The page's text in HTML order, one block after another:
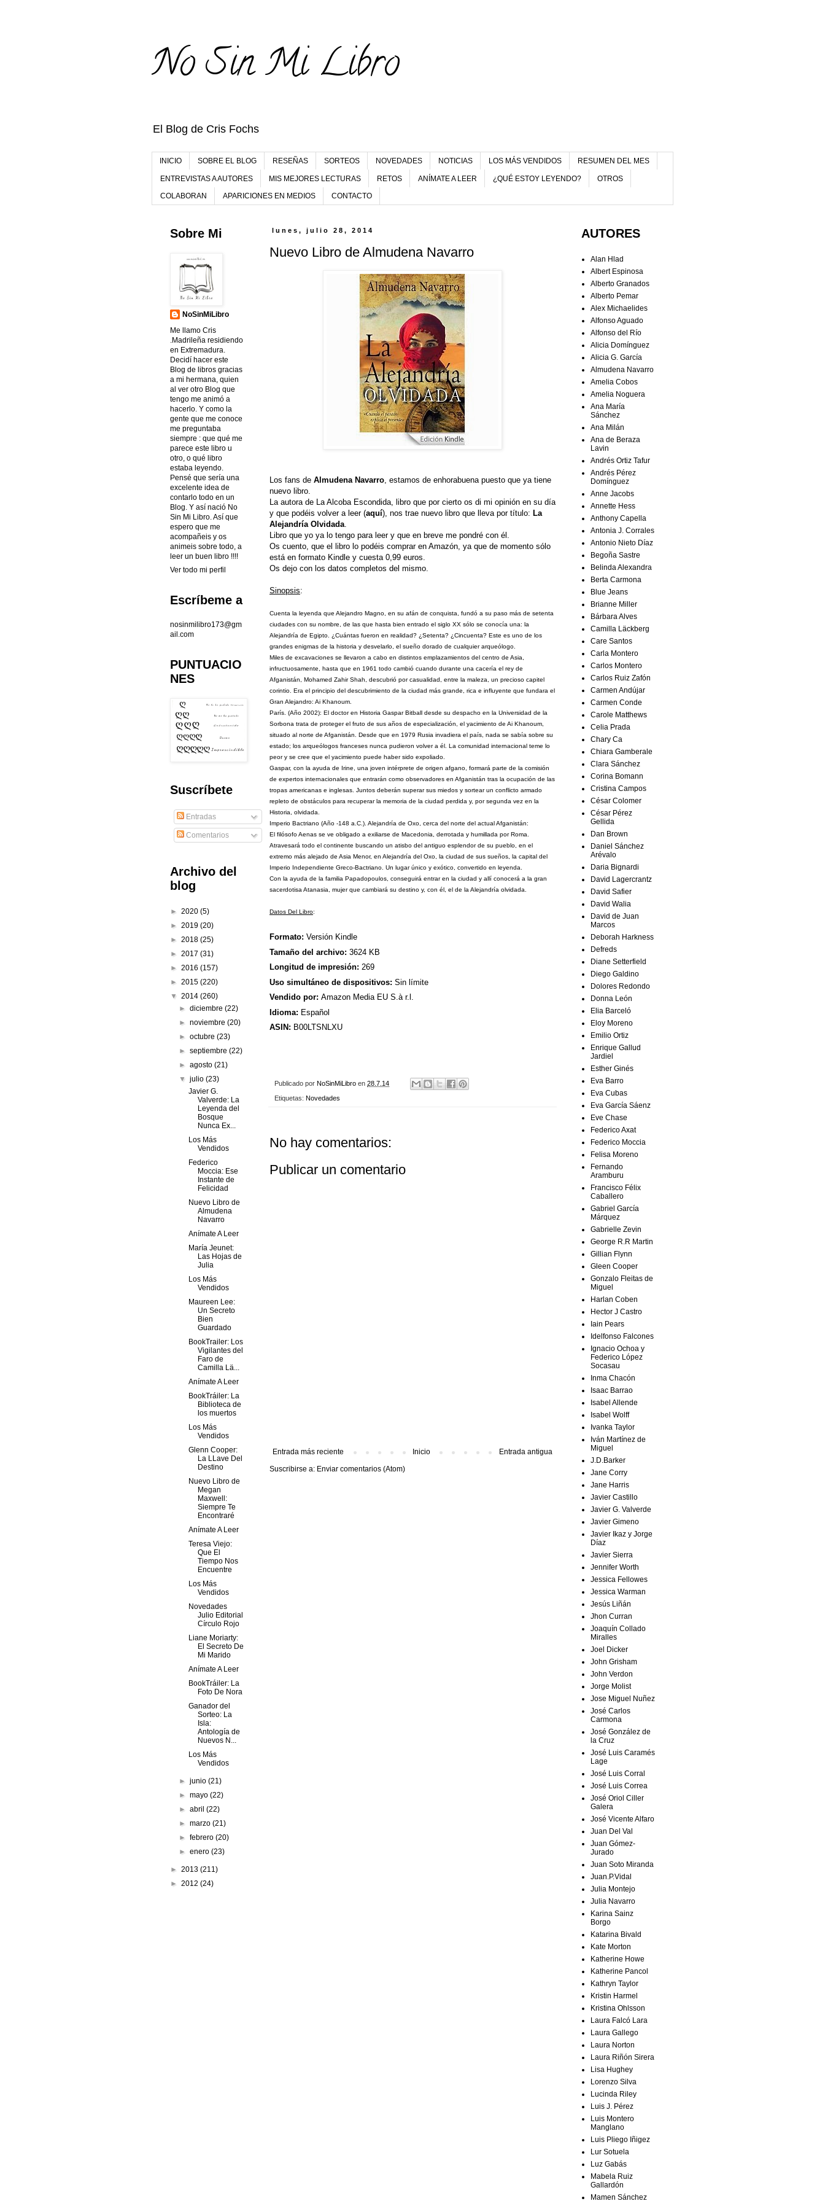
No Sin Mi Libro
El Blog de Cris Fochs
INICIO SOBRE EL BLOG RESEÑAS SORTEOS NOVEDADES NOTICIAS LOS MÁS VENDIDOS RESUMEN DEL MES
ENTREVISTAS A AUTORES MIS MEJORES LECTURAS RETOS ANÍMATE A LEER ¿QUÉ ESTOY LEYENDO? OTROS
COLABORAN APARICIONES EN MEDIOS CONTACTO
lunes, julio 28, 2014
Nuevo Libro de Almudena Navarro
Los fans de Almudena Navarro , estamos de enhorabuena puesto que ya tiene
nuevo libro.
La autora de La Alcoba Escondida, libro que por cierto os di mi opinión en su día
y que podéis volver a leer (aquí), nos trae nuevo libro que lleva por título: La
Alejandría Olvidada
Libro que yo ya lo tengo para leer y que en breve me pondré con él.
Os cuento, que el libro lo podéis comprar en Amazón, ya que de momento sólo
está en formato Kindle y cuesta 0,99 euros.
Os dejo con los datos completos del mismo.
Sinopsis:
Cuenta la leyenda que Alejandro Magno, en su afán de conquista, fundó a su paso más de setenta
ciudades con su nombre, de las que hasta bien entrado el siglo XX sólo se conocía una: la
Alejandría de Egipto. ¿Cuántas fueron en realidad? ¿Setenta? ¿Cincuenta? Este es uno de los
grandes enigmas de la historia y desvelarlo, el sueño dorado de cualquier arqueólogo.
Miles de excavaciones se llevaron a cabo en distintos emplazamientos del centro de Asia,
infructuosamente, hasta que en 1961 todo cambió cuando durante una cacería el rey de
Afganistán, Mohamed Zahir Shah, descubrió por casualidad, entre la maleza, un precioso capitel
corintio. Era el principio del descubrimiento de la ciudad más grande, rica e influyente que fundara el
Gran Alejandro: Ai Khanoum.
París. (Año 2002): El doctor en Historia Gaspar Bitball desde su despacho en la Universidad de la
Sorbona trata de proteger el fruto de sus años de especialización, el yacimiento de Ai Khanoum,
situado al norte de Afganistán. Desde que en 1979 Rusia invadiera el país, nada se sabía sobre su
estado; los arqueólogos franceses nunca pudieron volver a él. La comunidad internacional teme lo
peor y se cree que el yacimiento puede haber sido expoliado.
Gaspar, con la ayuda de Irine, una joven intérprete de origen afgano, formará parte de la comisión
de expertos internacionales que entrarán como observadores en Afganistán tras la ocupación de las
tropas americanas e inglesas. Juntos deberán superar sus miedos y sortear un conflicto armado
repleto de obstáculos para recuperar la memoria de la ciudad perdida y, por segunda vez en la
Historia, olvidada.
Imperio Bactriano (Año -148 a.C.). Alejandría de Oxo, cerca del norte del actual Afganistán:
El filósofo Aenas se ve obligado a exiliarse de Macedonia, derrotada y humillada por Roma.
Atravesará todo el continente buscando un atisbo del antiguo esplendor de su pueblo, en el
extremo más alejado de Asia Menor, en Alejandría del Oxo, la ciudad de sus sueños, la capital del
Imperio Independiente Greco-Bactriano. Un lugar único y exótico, convertido en leyenda.
Con la ayuda de la familia Papadopoulos, conseguirá entrar en la ciudad y allí conocerá a la gran
sacerdotisa Atanasia, mujer que cambiará su destino y, con él, el de la Alejandría olvidada.
Datos Del Libro:
Formato: Versión Kindle
Tamaño del archivo: 3624 KB
Longitud de impresión: 269
Uso simultáneo de dispositivos: Sin límite
Vendido por: Amazon Media EU S.à r.l.
Idioma: Español
ASIN: B00LTSNLXU
Publicado por NoSinMiLibro en 28.7.14
Etiquetas: Novedades
No hay comentarios:
Publicar un comentario
Entrada más reciente Entrada antigua
Inicio
Suscribirse a: Enviar comentarios (Atom)
Sobre Mi
NoSinMiLibro
Me llamo Cris
.Madrileña residiendo
en Extremadura.
Decidí hacer este
Blog de libros gracias
a mi hermana, quien
al ver otro Blog que
tengo me animó a
hacerlo. Y como la
gente que me conoce
me preguntaba
siempre : que qué me
parece este libro u
otro, o qué libro
estaba leyendo.
Pensé que sería una
excelente idea de
contarlo todo en un
Blog. Y así nació No
Sin Mi Libro. Así que
espero que me
acompañeis y os
animeis sobre todo, a
leer un buen libro !!!!
Ver todo mi perfil
Escríbeme a
nosinmilibro173@gm
ail.com
PUNTUACIO
NES
Suscríbete
Entradas
Comentarios
Archivo del
blog
► 2020 (5)
► 2019 (20)
► 2018 (25)
► 2017 (31)
► 2016 (157)
► 2015 (220)
▼ 2014 (260)
►diciembre(22)
►noviembre(20)
►octubre(23)
►septiembre(22)
►agosto(21)
▼julio(23)
Javier G.
Valverde: La
Leyenda del
Bosque
Nunca Ex...
Los Más
Vendidos
Federico
Moccia: Ese
Instante de
Felicidad
Nuevo Libro de
Almudena
Navarro
Anímate A Leer
María Jeunet:
Las Hojas de
Julia
Los Más
Vendidos
Maureen Lee:
Un Secreto
Bien
Guardado
BookTrailer: Los
Vigilantes del
Faro de
Camilla Lä...
Anímate A Leer
BookTráiler: La
Biblioteca de
los muertos
Los Más
Vendidos
Glenn Cooper:
La LLave Del
Destino
Nuevo Libro de
Megan
Maxwell:
Siempre Te
Encontraré
Anímate A Leer
Teresa Viejo:
Que El
Tiempo Nos
Encuentre
Los Más
Vendidos
Novedades
Julio Editorial
Círculo Rojo
Liane Moriarty:
El Secreto De
Mi Marido
Anímate A Leer
BookTráiler: La
Foto De Nora
Ganador del
Sorteo: La
Isla:
Antología de
Nuevos N...
Los Más
Vendidos
►junio(21)
►mayo(22)
►abril(22)
►marzo(21)
►febrero(20)
►enero(23)
► 2013 (211)
► 2012 (24)
AUTORES
Alan Hlad
Albert Espinosa
Alberto Granados
Alberto Pemar
Alex Michaelides
Alfonso Aguado
Alfonso del Río
Alicia Domínguez
Alicia G. García
Almudena Navarro
Amelia Cobos
Amelia Noguera
Ana María
Sánchez
Ana Milán
Ana de Beraza
Lavin
Andrés Ortiz Tafur
Andrés Pérez
Domínguez
Anne Jacobs
Annette Hess
Anthony Capella
Antonia J. Corrales
Antonio Nieto Díaz
Begoña Sastre
Belinda Alexandra
Berta Carmona
Blue Jeans
Brianne Miller
Bárbara Alves
Camilla Läckberg
Care Santos
Carla Montero
Carlos Montero
Carlos Ruiz Zafón
Carmen Andújar
Carmen Conde
Carole Matthews
Celia Prada
Chary Ca
Chiara Gamberale
Clara Sánchez
Corina Bomann
Cristina Campos
César Colomer
César Pérez
Gellida
Dan Brown
Daniel Sánchez
Arévalo
Daria Bignardi
David Lagercrantz
David Safier
David Walia
David de Juan
Marcos
Deborah Harkness
Defreds
Diane Setterfield
Diego Galdino
Dolores Redondo
Donna León
Elia Barceló
Eloy Moreno
Emilio Ortiz
Enrique Gallud
Jardiel
Esther Ginés
Eva Barro
Eva Cubas
Eva García Sáenz
Eve Chase
Federico Axat
Federico Moccia
Felisa Moreno
Fernando
Aramburu
Francisco Félix
Caballero
Gabriel García
Márquez
Gabrielle Zevin
George R.R Martin
Gillian Flynn
Gleen Cooper
Gonzalo Fleitas de
Miguel
Harlan Coben
Hector J Castro
Iain Pears
Idelfonso Falcones
Ignacio Ochoa y
Federico López
Socasau
Inma Chacón
Isaac Barrao
Isabel Allende
Isabel Wolff
Ivanka Taylor
Iván Martínez de
Miguel
J.D.Barker
Jane Corry
Jane Harris
Javier Castillo
Javier G. Valverde
Javier Gimeno
Javier Ikaz y Jorge
Díaz
Javier Sierra
Jennifer Worth
Jessica Fellowes
Jessica Warman
Jesús Liñán
Jhon Curran
Joaquín Collado
Miralles
Joel Dicker
John Grisham
John Verdon
Jorge Molist
Jose Miguel Nuñez
José Carlos
Carmona
José González de
la Cruz
José Luis Caramés
Lage
José Luis Corral
José Luis Correa
José Oriol Ciller
Galera
José Vicente Alfaro
Juan Del Val
Juan Gómez-
Jurado
Juan Soto Miranda
Juan.P.Vidal
Julia Montejo
Julia Navarro
Karina Sainz
Borgo
Katarina Bivald
Kate Morton
Katherine Howe
Katherine Pancol
Kathryn Taylor
Kristin Harmel
Kristina Ohlsson
Laura Falcó Lara
Laura Gallego
Laura Norton
Laura Riñón Sirera
Lisa Hughey
Lorenzo Silva
Lucinda Riley
Luis J. Pérez
Luis Montero
Manglano
Luis Pliego Iñigez
Lur Sotuela
Luz Gabás
Mabela Ruiz
Gallardón
Mamen Sánchez